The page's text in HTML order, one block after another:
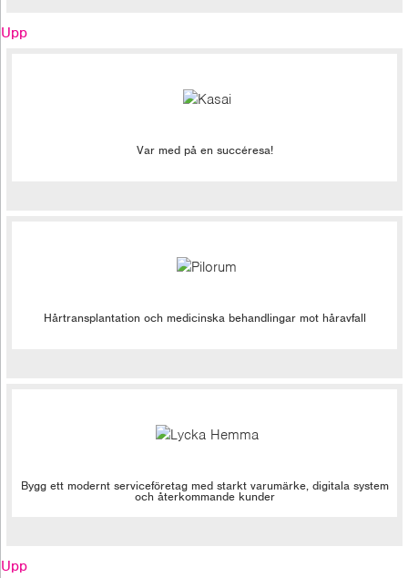
Upp
Var med på en succéresa!
Hårtransplantation och medicinska behandlingar mot håravfall
Bygg ett modernt serviceföretag med starkt varumärke, digitala system
och återkommande kunder
Upp